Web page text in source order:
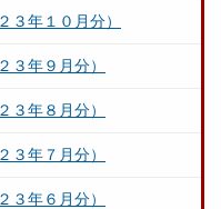
３年１０月分）
３年９月分）
３年８月分）
３年７月分）
３年６月分）